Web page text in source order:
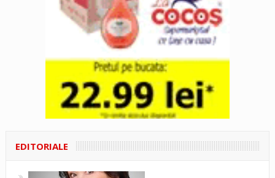
EDITORIALE